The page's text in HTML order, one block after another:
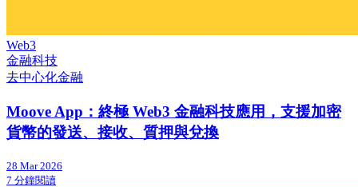
Web3
金融科技
去中心化金融
Moove App：終極 Web3 金融科技應用，支援加密
貨幣的發送、接收、質押與兌換
28 Mar 2026
7 分鐘閱讀